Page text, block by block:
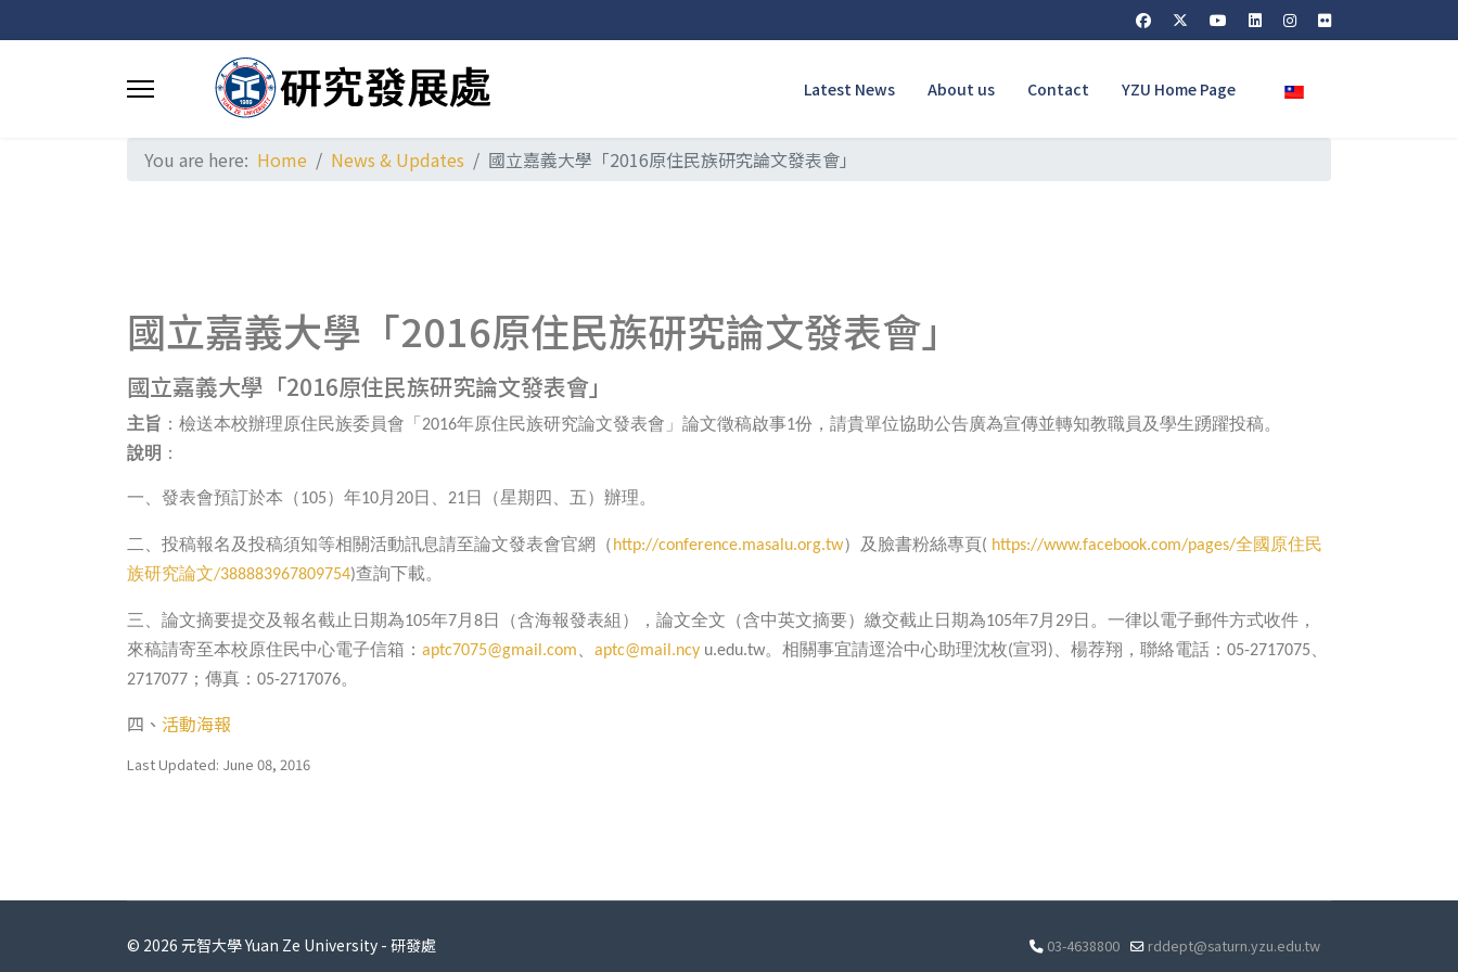
Latest News About us Contact YZU Home Page Select your language
You are here: Home News & Updates 國立嘉義大學「2016原住民族研究論文發表會」
國立嘉義大學「2016原住民族研究論文發表會」
國立嘉義大學「2016原住民族研究論文發表會」
主旨 ：檢送本校辦理原住民族委員會「2016年原住民族研究論文發表會」論文徵稿啟事1份，請貴單位協助公告廣為宣傳並轉知教職員及學生踴躍投稿。
說明 ：
一、發表會預訂於本（105）年10月20日、 21日（星期四、五）辦理。
二、投稿報名及投稿須知等相關活動訊息請至論文發表會官網 （ http://conference.masalu.org.tw）及臉書粉絲專頁( https://www.facebook.com/pages/全國原住民
族研究論文/388883967809754)查詢下載。
三、論文摘要提交及報名截止日期為105年7月8日（含海報發表組），論文全文（含中英文摘要）繳交截止日期為105年7月29日。一律以電子郵件方式收件，
來稿請寄至本校原住民中心電子信箱： aptc7075@gmail.com、 aptc@mail.ncy u.edu.tw。相關事宜請逕洽中心助理沈枚(宣羽)、楊荐翔 ，聯絡電話： 05-2717075、
2717077 ；傳真： 05-2717076。
四、 活動海報
Last Updated: June 08, 2016
© 2026 元智大學 Yuan Ze University - 研發處 03-4638800 rddept@saturn.yzu.edu.tw